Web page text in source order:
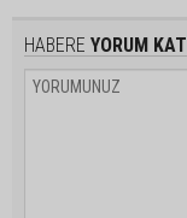
HABERE YORUM KAT